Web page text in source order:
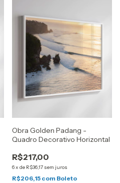
Obra Golden Padang -
Quadro Decorativo Horizontal
R$217,00
6x de R$36,17 sem juros
R$206,15 com Boleto